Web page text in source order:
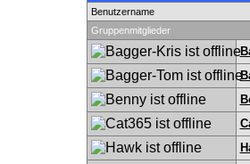
Benutzername
Gruppenmitglieder